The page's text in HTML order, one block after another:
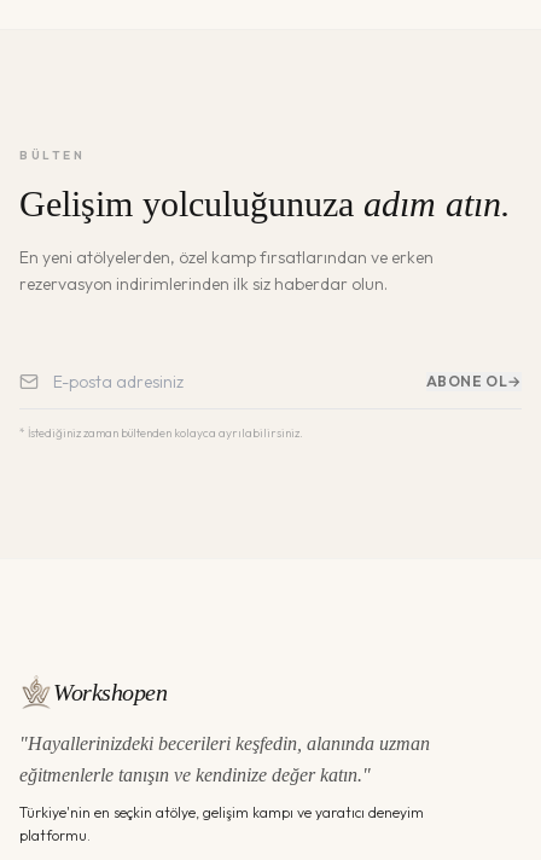
BÜLTEN
Gelişim yolculuğunuza adım atın.
En yeni atölyelerden, özel kamp fırsatlarından ve erken
rezervasyon indirimlerinden ilk siz haberdar olun.
ABONE OL→
* İstediğiniz zaman bültenden kolayca ayrılabilirsiniz.
Workshopen
"Hayallerinizdeki becerileri keşfedin, alanında uzman
eğitmenlerle tanışın ve kendinize değer katın."
Türkiye'nin en seçkin atölye, gelişim kampı ve yaratıcı deneyim
platformu.